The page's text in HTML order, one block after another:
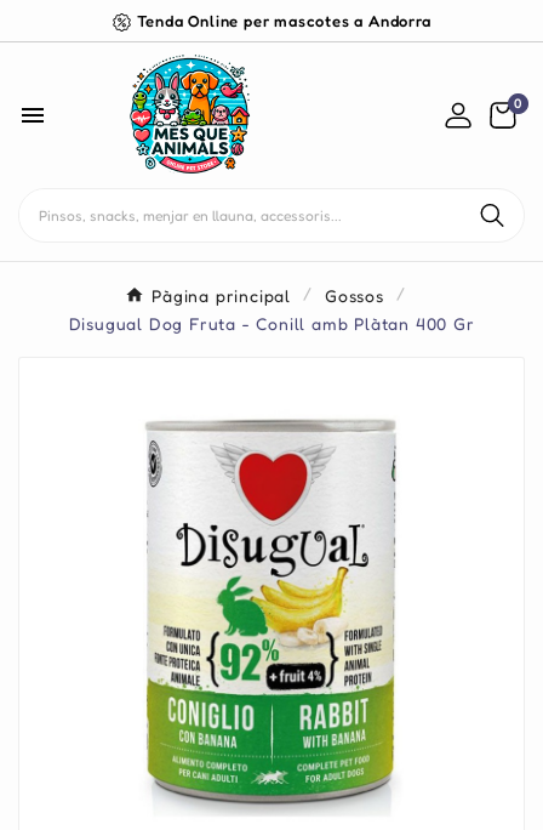
Tenda Online per mascotes a Andorra
 0
Pàgina principal
Gossos
Disugual Dog Fruta - Conill amb Plàtan 400 Gr